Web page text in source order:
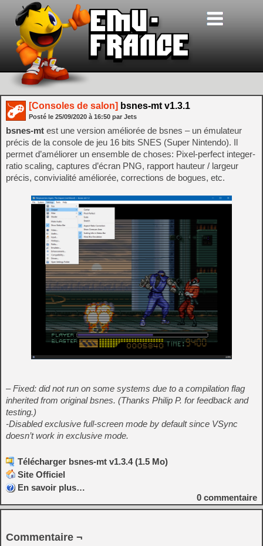
[Consoles de salon] bsnes-mt v1.3.1
Posté le 25/09/2020 à 16:50 par Jets
bsnes-mt est une version améliorée de bsnes – un émulateur
précis de la console de jeu 16 bits SNES (Super Nintendo). Il
permet d’améliorer un ensemble de choses: Pixel-perfect integer-
ratio scaling, captures d’écran PNG, rapport hauteur / largeur
précis, convivialité améliorée, corrections de bogues, etc.
– Fixed: did not run on some systems due to a compilation flag
inherited from original bsnes. (Thanks Philip P. for feedback and
testing.)
-Disabled exclusive full-screen mode by default since VSync
doesn’t work in exclusive mode.
Télécharger bsnes-mt v1.3.4 (1.5 Mo)
Site Officiel
En savoir plus…
0 commentaire
Commentaire ¬